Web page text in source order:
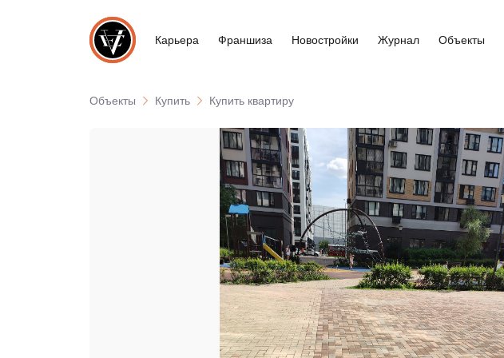
Карьера Франшиза Новостройки Журнал Объекты
Объекты Купить Купить квартиру